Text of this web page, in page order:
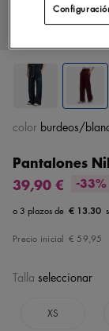
Pantalones
39,90 €
-33%
€ 13.30
Precio inicial € 59,95
color burdeos/
Talla seleccionar
XS